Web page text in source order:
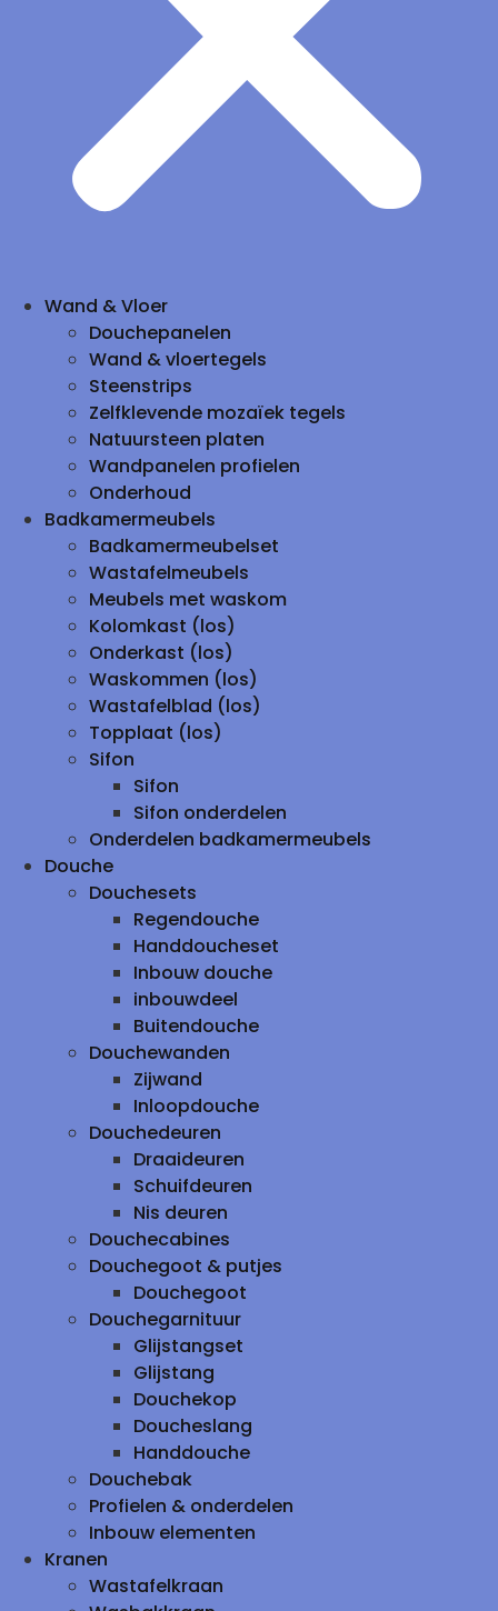
Wand & Vloer
Douchepanelen
Wand & vloertegels
Steenstrips
Zelfklevende mozaïek tegels
Natuursteen platen
Wandpanelen profielen
Onderhoud
Badkamermeubels
Badkamermeubelset
Wastafelmeubels
Meubels met waskom
Kolomkast (los)
Onderkast (los)
Waskommen (los)
Wastafelblad (los)
Topplaat (los)
Sifon
Sifon
Sifon onderdelen
Onderdelen badkamermeubels
Douche
Douchesets
Regendouche
Handdoucheset
Inbouw douche
inbouwdeel
Buitendouche
Douchewanden
Zijwand
Inloopdouche
Douchedeuren
Draaideuren
Schuifdeuren
Nis deuren
Douchecabines
Douchegoot & putjes
Douchegoot
Douchegarnituur
Glijstangset
Glijstang
Douchekop
Doucheslang
Handdouche
Douchebak
Profielen & onderdelen
Inbouw elementen
Kranen
Wastafelkraan